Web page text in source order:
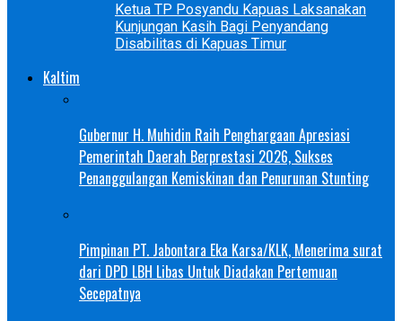
Ketua TP Posyandu Kapuas Laksanakan
Kunjungan Kasih Bagi Penyandang
Disabilitas di Kapuas Timur
Kaltim
Gubernur H. Muhidin Raih Penghargaan Apresiasi
Pemerintah Daerah Berprestasi 2026, Sukses
Penanggulangan Kemiskinan dan Penurunan Stunting
Pimpinan PT. Jabontara Eka Karsa/KLK, Menerima surat
dari DPD LBH Libas Untuk Diadakan Pertemuan
Secepatnya